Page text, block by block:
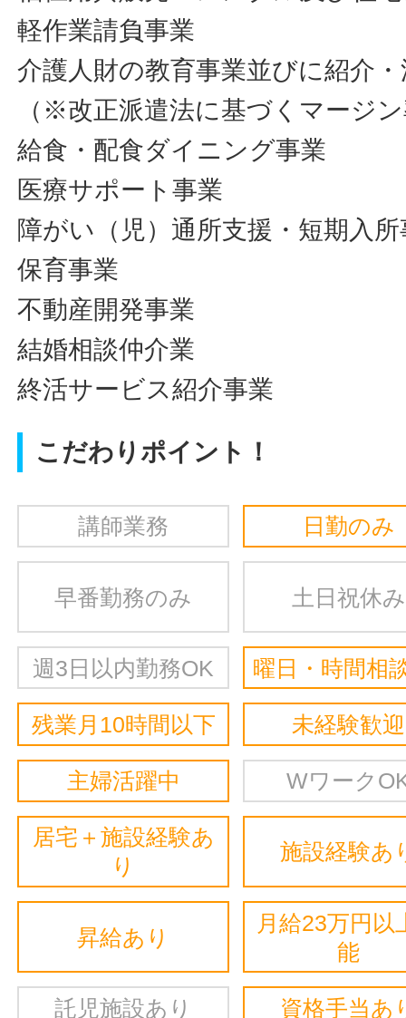
軽作業請負事業
介護人財の教育事業並びに紹介
（※改正派遣法に基づくマージ
給食・配食ダイニング事業
医療サポート事業
障がい（児）通所支援・短期入所
保育事業
不動産開発事業
結婚相談仲介業
終活サービス紹介事業
こだわりポイント！
講師業務 日勤のみ
早番勤務のみ 土日祝休み
週3日以内勤務OK 曜日・時間相
残業月10時間以下 未経験歓迎
主婦活躍中 Wワーク
居宅＋施設経験あ
り
施設経験あ
昇給あり
月給23万円以
能
託児施設あり 資格手当あ